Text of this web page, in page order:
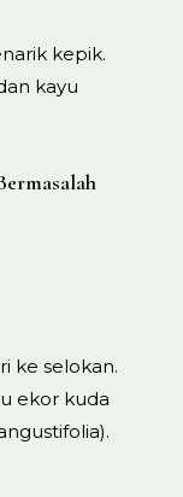
kepik.
kayu
ke selokan.
ekor kuda